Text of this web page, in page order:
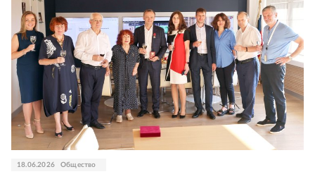
18.06.2026 Общество